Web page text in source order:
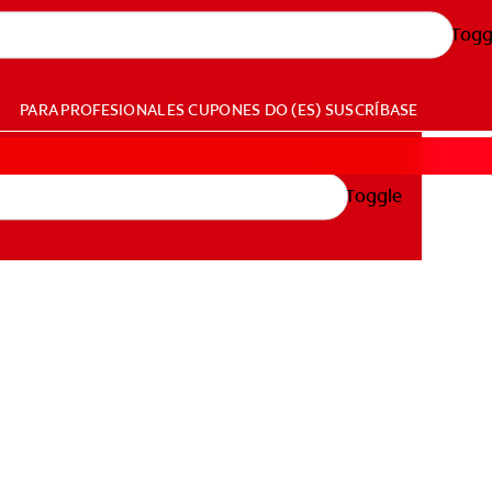
PARA PROFESIONALESCUPONES DO (ES) SUSCRÍBASE
Toggle